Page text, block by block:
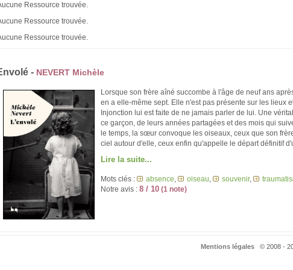
Ressource trouvée.
Ressource trouvée.
Ressource trouvée.
- NEVERT Michèle
Lorsque son frère aîné succombe à l'âge de neuf ans
en a elle-même sept. Elle n'est pas présente sur les lieux
Injonction lui est faite de ne jamais parler de lui. Une
ce garçon, de leurs années partagées et des mois qui
le temps, la sœur convoque les oiseaux, ceux que son
ciel autour d'elle, ceux enfin qu'appelle le départ définitif
Lire la suite...
Mots clés : absence , oiseau , souvenir,
Notre avis :8 / 10 (1 note)
Mentions légales © 2008 -